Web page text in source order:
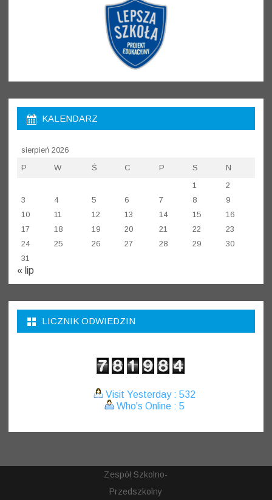
KALENDARZ
sierpień 2026
P
W Ś C P S
N
1
2
3
4 5 6 7 8
9
10
11 12 13 14 15
16
17
18 19 20 21 22
23
24
25 26 27 28 29
30
31
« lip
LICZNIK ODWIEDZIN
Visit Yesterday : 532
Who's Online : 5
Zespół Szkolno-
Przedszkolny